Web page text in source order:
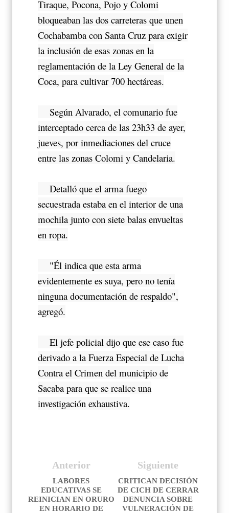
Tiraque, Pocona, Pojo y Colomi
bloqueaban las dos carreteras que unen
Cochabamba con Santa Cruz para exigir
la inclusión de esas zonas en la
reglamentación de la Ley General de la
Coca, para cultivar 700 hectáreas.
Según Alvarado, el comunario fue
interceptado cerca de las 23h33 de ayer,
jueves, por inmediaciones del cruce
entre las zonas Colomi y Candelaria.
Detalló que el arma fuego
secuestrada estaba en el interior de una
mochila junto con siete balas envueltas
en ropa.
"Él indica que esta arma
evidentemente es suya, pero no tenía
ninguna documentación de respaldo",
agregó.
El jefe policial dijo que ese caso fue
derivado a la Fuerza Especial de Lucha
Contra el Crimen del municipio de
Sacaba para que se realice una
investigación exhaustiva.
Siguiente
CRITICAN DECISIÓN
DE CICH DE CERRAR
DENUNCIA SOBRE
VULNERACIÓN DE
Anterior
LABORES
EDUCATIVAS SE
REINICIAN EN ORURO
EN HORARIO DE